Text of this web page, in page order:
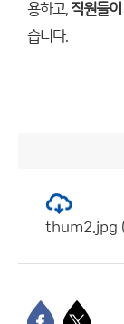
용하고, 직원들
습니다.
thum2.jpg